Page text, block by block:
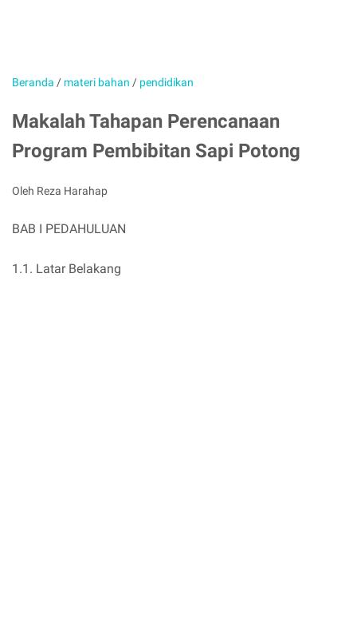
Beranda / materi bahan / pendidikan
Makalah Tahapan Perencanaan
Program Pembibitan Sapi Potong
Oleh Reza Harahap
BAB I PEDAHULUAN
1.1. Latar Belakang